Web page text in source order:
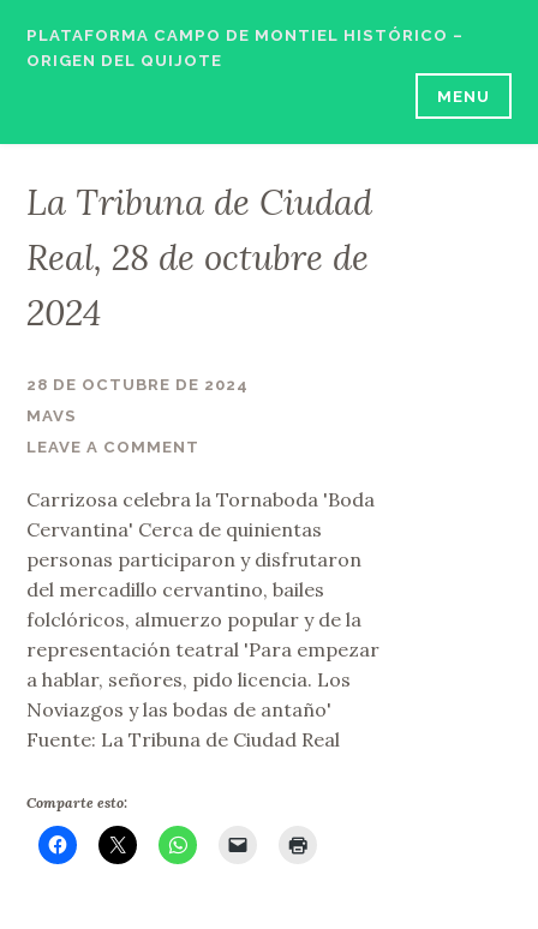
content
PLATAFORMA CAMPO DE MONTIEL HISTÓRICO –
ORIGEN DEL QUIJOTE
MENU
La Tribuna de Ciudad
Real, 28 de octubre de
2024
28 DE OCTUBRE DE 2024
MAVS
LEAVE A COMMENT
Carrizosa celebra la Tornaboda 'Boda
Cervantina' Cerca de quinientas
personas participaron y disfrutaron
del mercadillo cervantino, bailes
folclóricos, almuerzo popular y de la
representación teatral 'Para empezar
a hablar, señores, pido licencia. Los
Noviazgos y las bodas de antaño'
Fuente: La Tribuna de Ciudad Real
Comparte esto: